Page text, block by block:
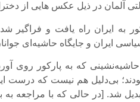
آلمان در ذیل عکس هایی از
به ایران راه یافت و
ایران و جایگاه حاشیه‌ای
که به پارکور روی
بی‌دلیل هم نیست که درست
شد. [در حالی که با مراجعه